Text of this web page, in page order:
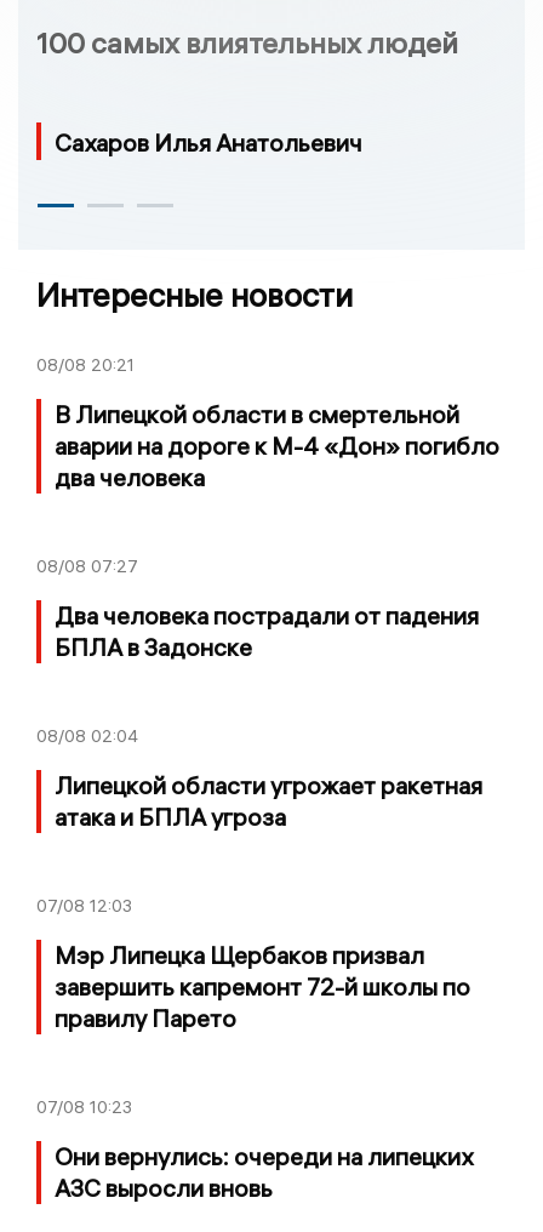
100 самых влиятельных людей
Сахаров Илья Анатольевич
Интересные новости
08/08 20:21
В Липецкой области в смертельной
аварии на дороге к М-4 «Дон» погибло
два человека
08/08 07:27
Два человека пострадали от падения
БПЛА в Задонске
08/08 02:04
Липецкой области угрожает ракетная
атака и БПЛА угроза
07/08 12:03
Мэр Липецка Щербаков призвал
завершить капремонт 72-й школы по
правилу Парето
07/08 10:23
Они вернулись: очереди на липецких
АЗС выросли вновь